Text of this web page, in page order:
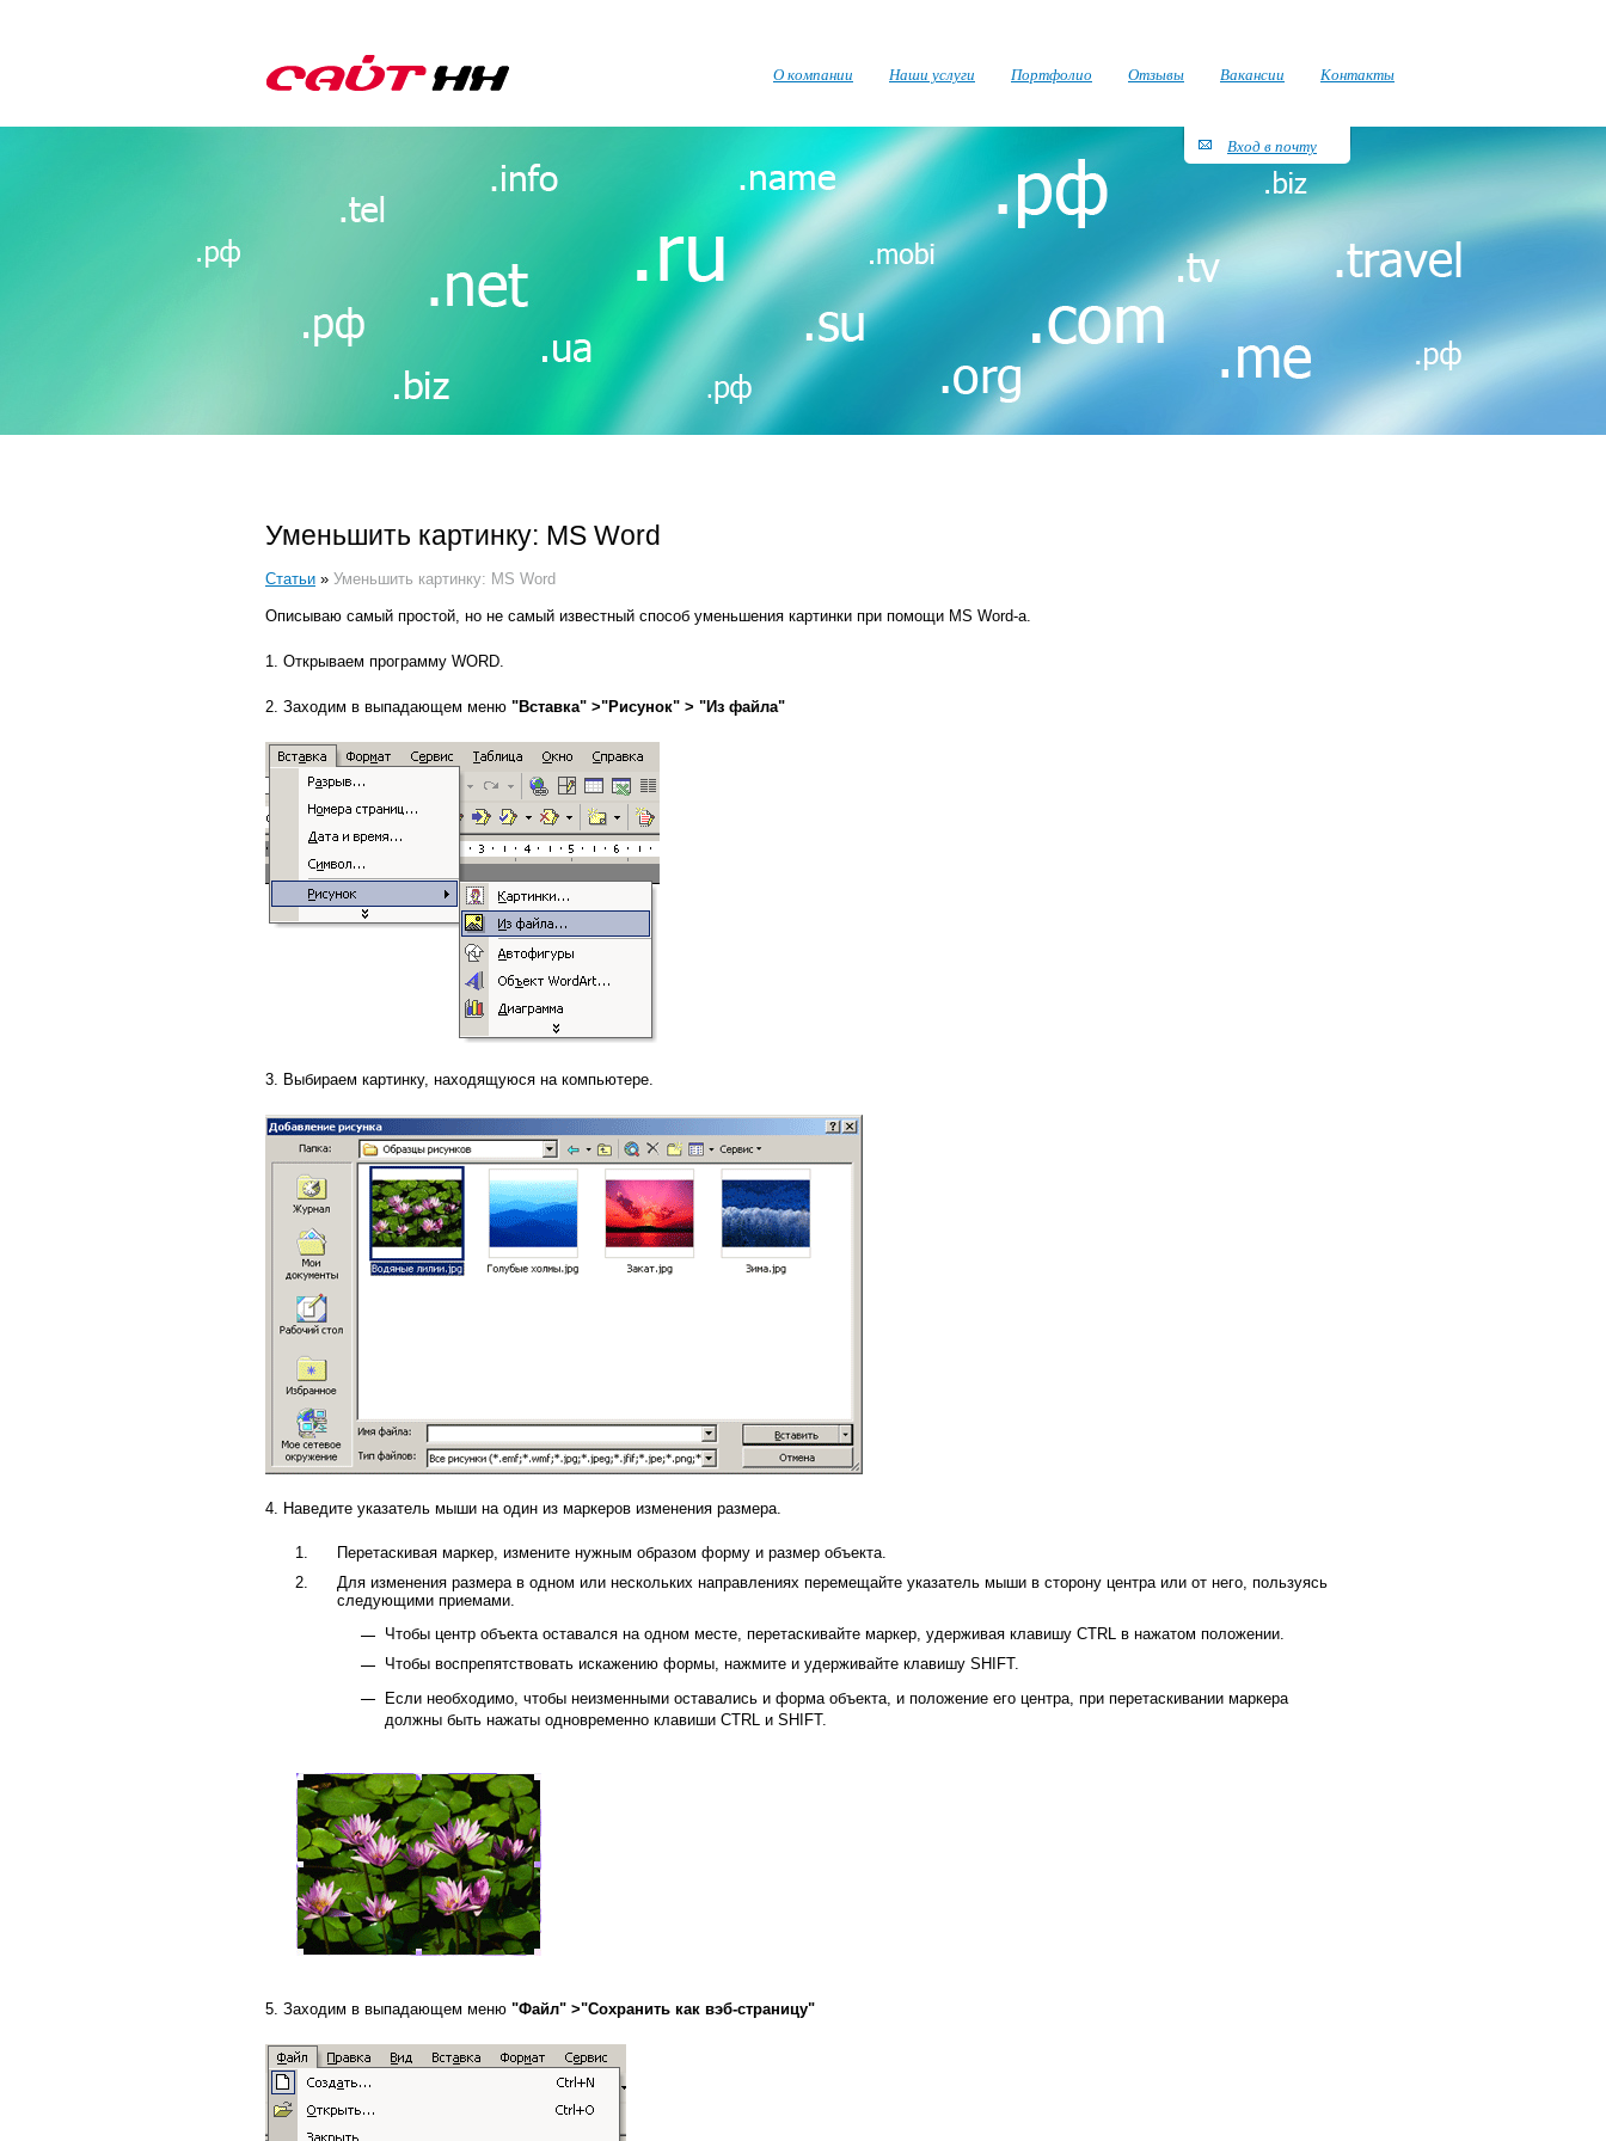
Уменьшить картинку: MS Word
Статьи » Уменьшить картинку: MS Word
Описываю самый простой, но не самый известный способ уменьшения картинки при помощи MS Word-а.
1. Открываем программу WORD.
2. Заходим в выпадающем меню "Вставка" >"Рисунок" > "Из файла"
3. Выбираем картинку, находящуюся на компьютере.
4. Наведите указатель мыши на один из маркеров изменения размера.
Перетаскивая маркер, измените нужным образом форму и размер объекта.
Для изменения размера в одном или нескольких направлениях перемещайте указатель мыши в сторону центра или от него, пользуясь
следующими приемами.
Чтобы центр объекта оставался на одном месте, перетаскивайте маркер, удерживая клавишу CTRL в нажатом положении.
Чтобы воспрепятствовать искажению формы, нажмите и удерживайте клавишу SHIFT.
Если необходимо, чтобы неизменными оставались и форма объекта, и положение его центра, при перетаскивании маркера
должны быть нажаты одновременно клавиши CTRL и SHIFT.
5. Заходим в выпадающем меню "Файл" >"Сохранить как вэб-страницу"
О компании Наши услуги Портфолио Отзывы Вакансии Контакты
Вход в почту